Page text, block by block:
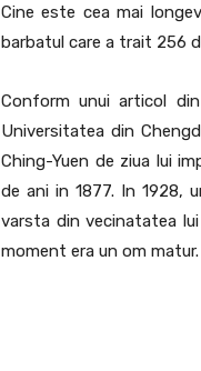
Cine este cea mai
barbatul care a trait 256
Conform unui articol
Universitatea din
Ching-Yuen de ziua lui
de ani in 1877. In 1928,
varsta din vecinatatea
moment era un om matur.